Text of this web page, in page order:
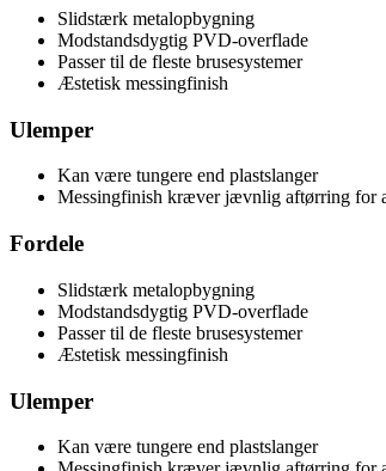
Slidstærk metalopbygning
Modstandsdygtig PVD-overflade
Passer til de fleste brusesystemer
Æstetisk messingfinish
Ulemper
Kan være tungere end plastslanger
Messingfinish kræver jævnlig aftørring for
Fordele
Slidstærk metalopbygning
Modstandsdygtig PVD-overflade
Passer til de fleste brusesystemer
Æstetisk messingfinish
Ulemper
Kan være tungere end plastslanger